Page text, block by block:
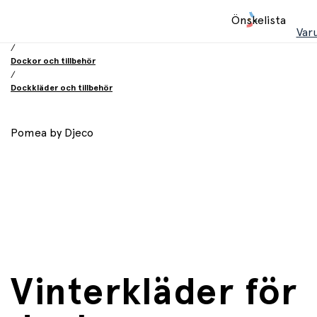
Önskelista
/
Dockor och tillbehör
/
Dockkläder och tillbehör
Pomea by Djeco
Vinterkläder för